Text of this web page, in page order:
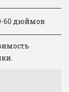
60 дюймов